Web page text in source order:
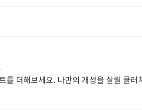
더해보세요. 나만의 개성을 살릴 클러